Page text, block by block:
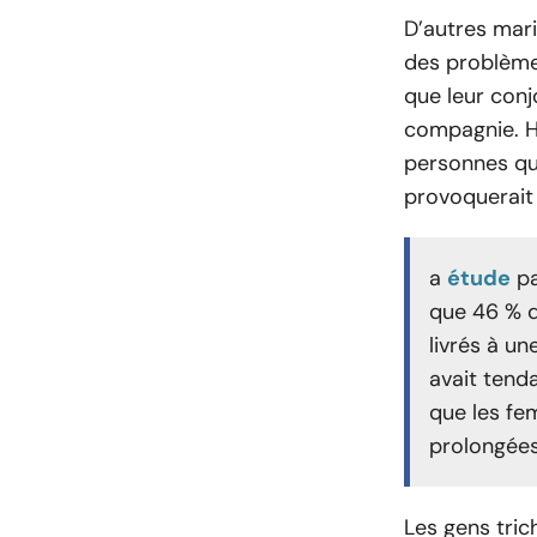
D’autres
des
que leur
compagnie.
personnes
a étude
que 46 %
livrés à
avait
que les
Les gens